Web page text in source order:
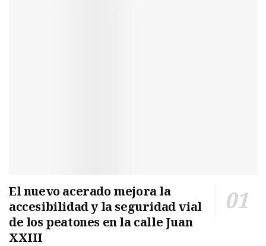
El nuevo acerado mejora la
accesibilidad y la seguridad vial
de los peatones en la calle Juan
XXIII